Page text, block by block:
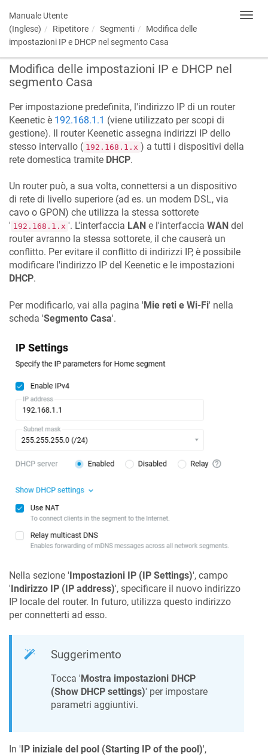
Manuale Utente
(Inglese)
Ripetitore Segmenti
Modifica delle
impostazioni IP e DHCP nel segmento Casa
Modifica delle impostazioni IP e DHCP nel
segmento Casa
Per impostazione predefinita, l'indirizzo IP di un router
Keenetic è 192.168.1.1 (viene utilizzato per scopi di
gestione). Il router Keenetic assegna indirizzi IP dello
stesso intervallo ( 192.168.1.x ) a tutti i dispositivi della
rete domestica tramite DHCP.
Un router può, a sua volta, connettersi a un dispositivo
di rete di livello superiore (ad es. un modem DSL, via
cavo o GPON) che utilizza la stessa sottorete
' 192.168.1.x '. L'interfaccia LAN e l'interfaccia WAN del
router avranno la stessa sottorete, il che causerà un
conflitto. Per evitare il conflitto di indirizzi IP, è possibile
modificare l'indirizzo IP del Keenetic e le impostazioni
DHCP.
Per modificarlo, vai alla pagina 'Mie reti e Wi-Fi' nella
scheda 'Segmento Casa'.
Nella sezione 'Impostazioni IP (IP Settings)', campo
'Indirizzo IP (IP address)', specificare il nuovo indirizzo
IP locale del router. In futuro, utilizza questo indirizzo
per connetterti ad esso.
Suggerimento
Tocca 'Mostra impostazioni DHCP
(Show DHCP settings)' per impostare
parametri aggiuntivi.
In ' IP iniziale del pool (Starting IP of the pool)',